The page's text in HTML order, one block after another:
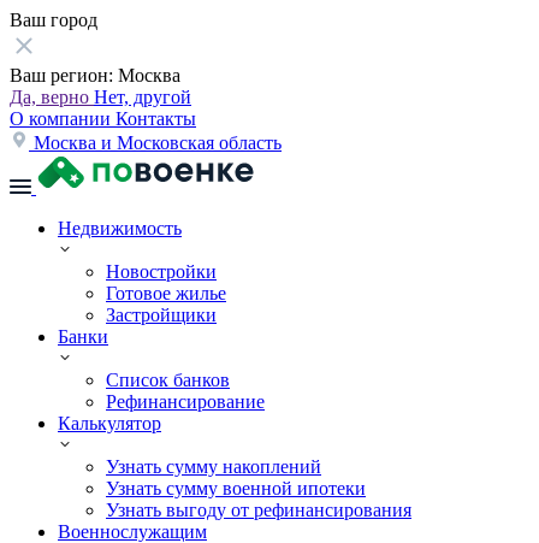
Ваш город
Ваш регион: Москва
Да, верно Нет, другой
О компании Контакты
Москва и Московская область
Недвижимость
Новостройки
Готовое жилье
Застройщики
Банки
Список банков
Рефинансирование
Калькулятор
Узнать сумму накоплений
Узнать сумму военной ипотеки
Узнать выгоду от рефинансирования
Военнослужащим